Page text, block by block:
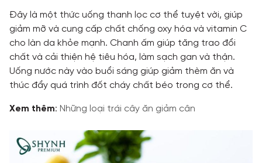
Đây là một thức uống thanh lọc cơ thể tuyệt vời, giúp
giảm mỡ và cung cấp chất chống oxy hóa và vitamin C
cho làn da khỏe mạnh. Chanh ấm giúp tăng trao đổi
chất và cải thiện hệ tiêu hóa, làm sạch gan và thận.
Uống nước này vào buổi sáng giúp giảm thèm ăn và
thúc đẩy quá trình đốt cháy chất béo trong cơ thể.
Xem thêm: Những loại trái cây ăn giảm cân